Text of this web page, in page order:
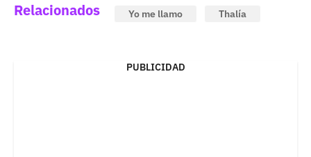
Relacionados Yo me llamo Thalía
PUBLICIDAD